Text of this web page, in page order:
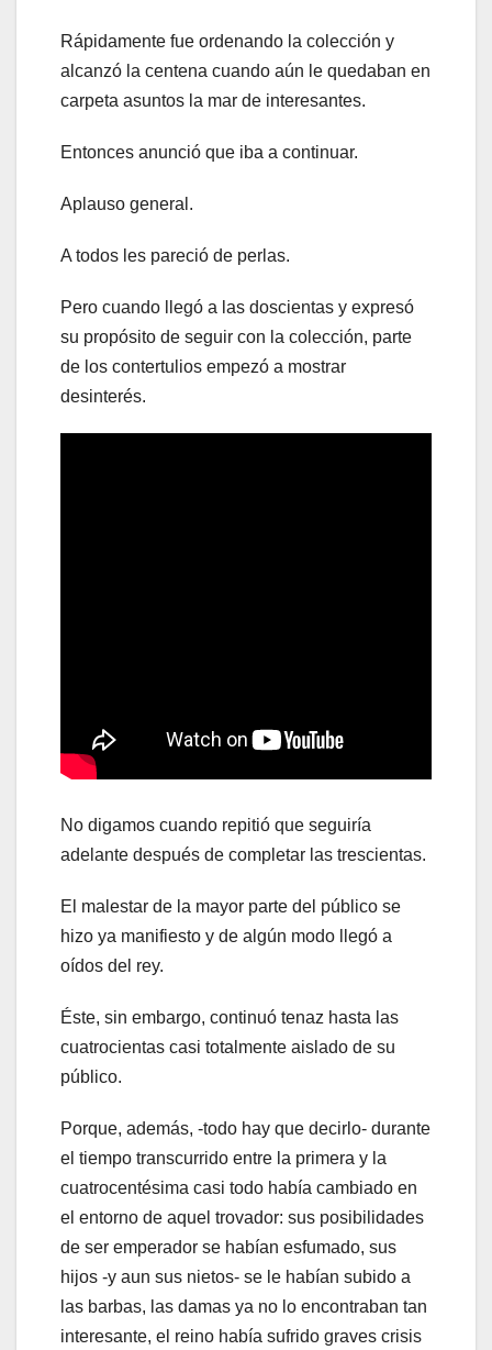
Rápidamente fue ordenando la colección y
alcanzó la centena cuando aún le quedaban en
carpeta asuntos la mar de interesantes.
Entonces anunció que iba a continuar.
Aplauso general.
A todos les pareció de perlas.
Pero cuando llegó a las doscientas y expresó
su propósito de seguir con la colección, parte
de los contertulios empezó a mostrar
desinterés.
No digamos cuando repitió que seguiría
adelante después de completar las trescientas.
El malestar de la mayor parte del público se
hizo ya manifiesto y de algún modo llegó a
oídos del rey.
Éste, sin embargo, continuó tenaz hasta las
cuatrocientas casi totalmente aislado de su
público.
Porque, además, -todo hay que decirlo- durante
el tiempo transcurrido entre la primera y la
cuatrocentésima casi todo había cambiado en
el entorno de aquel trovador: sus posibilidades
de ser emperador se habían esfumado, sus
hijos -y aun sus nietos- se le habían subido a
las barbas, las damas ya no lo encontraban tan
interesante, el reino había sufrido graves crisis